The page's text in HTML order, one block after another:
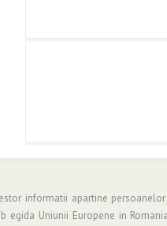
informatii apartine
egida Uniunii Europene in